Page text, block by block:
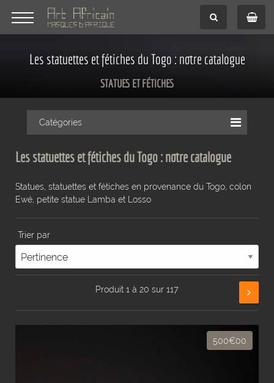
Les statuettes et fétiches du Togo : notre catalogue
STATUES ET FÉTICHES
Catégories
Les statuettes et fétiches du Togo : notre catalogue
Statues, statuettes et fétiches en provenance du Togo, colon
Ewé, petite statue Lamba et Losso
Trier par
Produit 1 à 20 sur 117
500€00